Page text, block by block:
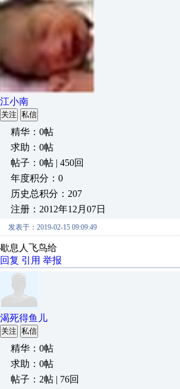
江小南
关注 私信
精华：0帖
求助：0帖
帖子：0帖 | 450回
年度积分：0
历史总积分：207
注册：2012年12月07日
发表于：2019-02-15 09:09:49
歇息人飞鸟给
回复 引用 举报
渴死得鱼儿
关注 私信
精华：0帖
求助：0帖
帖子：2帖 | 76回